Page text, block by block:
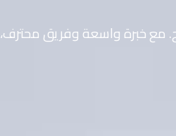
مع خبرة واسعة وفريق محترف،